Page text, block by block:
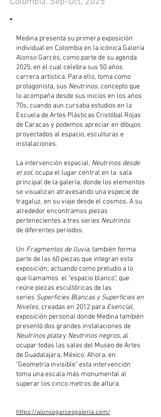
Medina presenta su primera exposición
individual en Colombia en la icónica Galería
Alonso Garcés, como parte de su agenda
2025, en el cual celebra sus 50 años
carrera artística. Para ello, toma como
protagonista, sus Neutrinos, concepto que
lo acompaña desde sus inicios en los años
70s, cuando aun cursaba estudios en la
Escuela de Artes Plásticas Cristóbal Rojas
de Caracas y podemos apreciar en dibujos
proyectados al espacio, esculturas e
instalaciones.
La intervención espacial, Neutrinos desde
el sol, ocupa el lugar central en la sala
principal de la galería, donde los elementos
se visualizan atravesando una especie de
tragaluz, en su viaje desde el cosmos. A su
alrededor encontramos piezas
pertenecientes a tres series Neutrinos
dediferentes períodos.
Un Fragmentos de lluvia, también forma
parte de las 60 piezas que integran esta
exposición; actuando como preludio a lo
que llamamos el "espacio blanco", que
reúne piezas escultóricas de las
series Superficies Blancas y Superficies en
Niveles, creadas en 2012 para Esencial,
exposición personal donde Medina también
presentó dos grandes instalaciones de
Neutrinos platay Neutrinos negros, al
ocupar todas las salas del Museo de Artes
de Guadalajara, México. Ahora, en
"Geometría invisible" esta intervención
toma una escala más monumental al
superar los cinco metros de altura.
https://alonsogarcesgaleria.com/